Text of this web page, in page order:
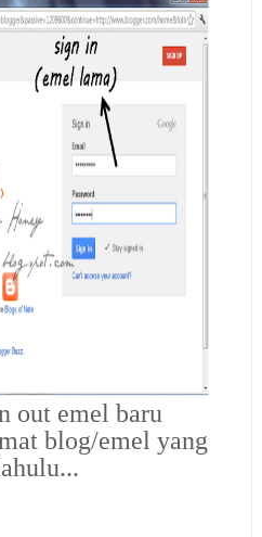
out emel baru
blog/emel yang